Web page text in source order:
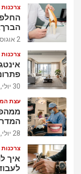
צרכנות
2 אוגוסט, 2026
צרכנות
30 יולי, 2026
עצת
28 יולי, 2026
צרכנות
איך